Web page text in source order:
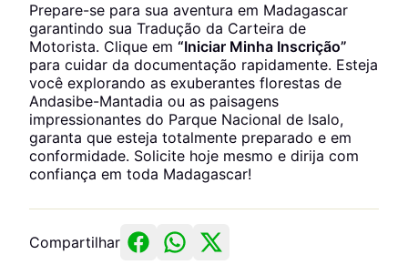
Prepare-se para sua aventura em Madagascar
garantindo sua Tradução da Carteira de
Motorista. Clique em “Iniciar Minha Inscrição”
para cuidar da documentação rapidamente. Esteja
você explorando as exuberantes florestas de
Andasibe-Mantadia ou as paisagens
impressionantes do Parque Nacional de Isalo,
garanta que esteja totalmente preparado e em
conformidade. Solicite hoje mesmo e dirija com
confiança em toda Madagascar!
Compartilhar